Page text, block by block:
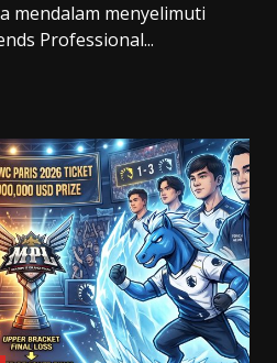
mendalam menyelimuti
Professional...